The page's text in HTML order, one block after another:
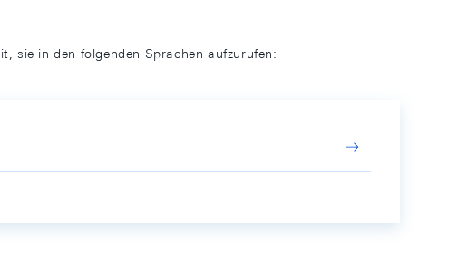
sie in den folgenden Sprachen aufzurufen: